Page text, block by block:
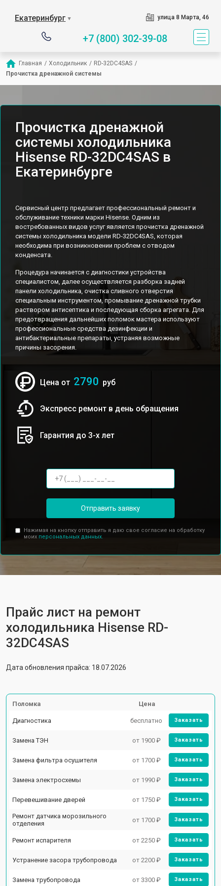
Екатеринбург ▼ улица 8 Марта, 46
+7 (800) 302-39-08
Главная / Холодильник / RD-32DC4SAS /
Прочистка дренажной системы
Прочистка дренажной
системы холодильника
Hisense RD-32DC4SAS в
Екатеринбурге
Сервисный центр предлагает профессиональный ремонт и
обслуживание техники марки Hisense. Одним из
востребованных видов услуг является прочистка дренажной
системы холодильника модели RD-32DC4SAS, которая
необходима при возникновении проблем с отводом
конденсата.
Процедура начинается с диагностики устройства
специалистом, далее осуществляется разборка задней
панели холодильника, очистка сливного отверстия
специальным инструментом, промывание дренажной трубки
раствором антисептика и последующая сборка агрегата. Для
предотвращения дальнейших поломок мастера используют
профессиональные средства дезинфекции и
антибактериальные препараты, устраняя возможные
причины засорения.
Цена от 2790 руб
Экспресс ремонт в день обращения
Гарантия до 3-х лет
Отправить заявку
Нажимая на кнопку отправить я даю свое согласие на обработку
моих персональных данных.
Прайс лист на ремонт
холодильника Hisense RD-
32DC4SAS
Дата обновления прайса: 18.07.2026
Поломка Цена
Диагностика бесплатно Заказать
Замена ТЭН от 1900 ₽ Заказать
Замена фильтра осушителя от 1700 ₽ Заказать
Замена электросхемы от 1990 ₽ Заказать
Перевешивание дверей от 1750 ₽ Заказать
Ремонт датчика морозильного
отделения
от 1700 ₽ Заказать
Ремонт испарителя от 2250 ₽ Заказать
Устранение засора трубопровода от 2200 ₽ Заказать
Замена трубопровода от 3300 ₽ Заказать